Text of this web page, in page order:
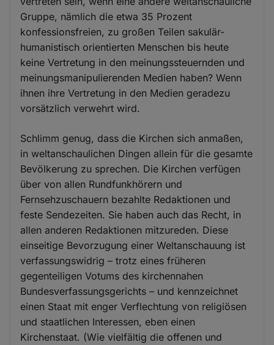
Gruppe, nämlich die etwa 35 Prozent
konfessionsfreien, zu großen Teilen sakulär-
humanistisch orientierten Menschen bis heute
keine Vertretung in den meinungssteuernden und
meinungsmanipulierenden Medien haben? Wenn
ihnen ihre Vertretung in den Medien geradezu
vorsätzlich verwehrt wird.
Schlimm genug, dass die Kirchen sich anmaßen,
in weltanschaulichen Dingen allein für die gesamte
Bevölkerung zu sprechen. Die Kirchen verfügen
über von allen Rundfunkhörern und
Fernsehzuschauern bezahlte Redaktionen und
feste Sendezeiten. Sie haben auch das Recht, in
allen anderen Redaktionen mitzureden. Diese
einseitige Bevorzugung einer Weltanschauung ist
verfassungswidrig – trotz eines früheren
gegenteiligen Votums des kirchennahen
Bundesverfassungsgerichts – und kennzeichnet
einen Staat mit enger Verflechtung von religiösen
und staatlichen Interessen, eben einen
Kirchenstaat. (Wie vielfältig die offenen und